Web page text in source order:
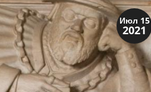
Июл 15
2021
Искусство
Художники